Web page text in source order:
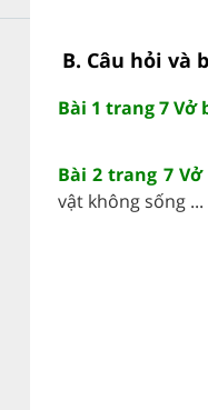
B. Câu hỏi và
Bài 1 trang 7 Vở
Bài 2 trang 7
vật không sống ...